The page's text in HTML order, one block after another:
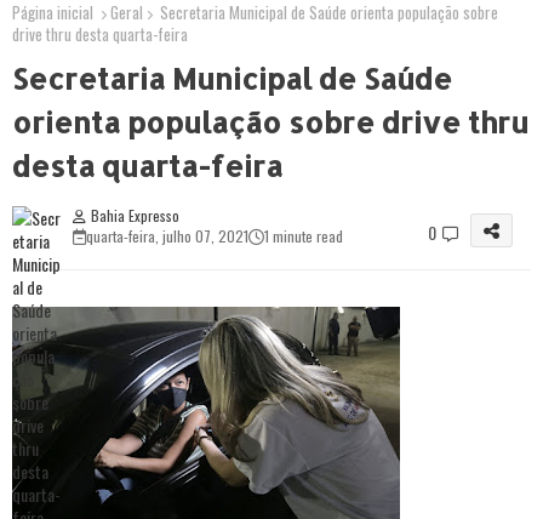
Página inicial Geral
Secretaria Municipal de Saúde orienta população sobre
drive thru desta quarta-feira
Secretaria Municipal de Saúde
orienta população sobre drive thru
desta quarta-feira
Bahia Expresso
quarta-feira, julho 07, 2021
1 minute read 0